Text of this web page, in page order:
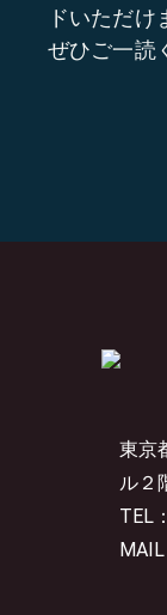
ドいただ
ぜひご一読
東京
ル２
TEL